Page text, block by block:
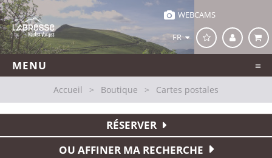
WEBCAMS
FR
MENU
Accueil > Boutique > Cartes postales
RÉSERVER
OU AFFINER MA RECHERCHE